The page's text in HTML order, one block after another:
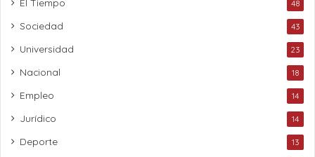
48
Sociedad 43
Universidad 23
Nacional 18
Empleo 14
Jurídico 14
Deporte 13